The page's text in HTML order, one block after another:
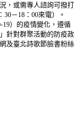
，或需專人諮詢可撥打
30－18：00來電）。
）的疫情變化，遵循
針對群聚活動的防疫政
及臺北詩歌節臉書粉絲